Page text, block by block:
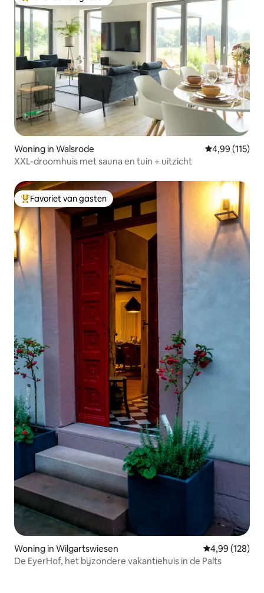
Woning in Walsrode Gemiddelde
4,99 (115)
XXL-droomhuis met sauna en tuin + uitzicht
Topfavoriet van gasten
Favoriet van gasten
Woning in Wilgartswiesen Gemiddelde
4,99 (128)
De EyerHof, het bijzondere vakantiehuis in de Palts